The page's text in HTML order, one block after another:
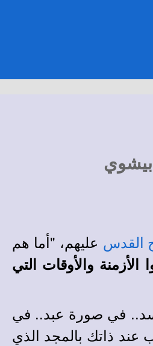
بيشوي
القدس عليهم، "أما هم
والأوقات التي
في صورة عبد.. في
عند ذاتك بالمجد الذي